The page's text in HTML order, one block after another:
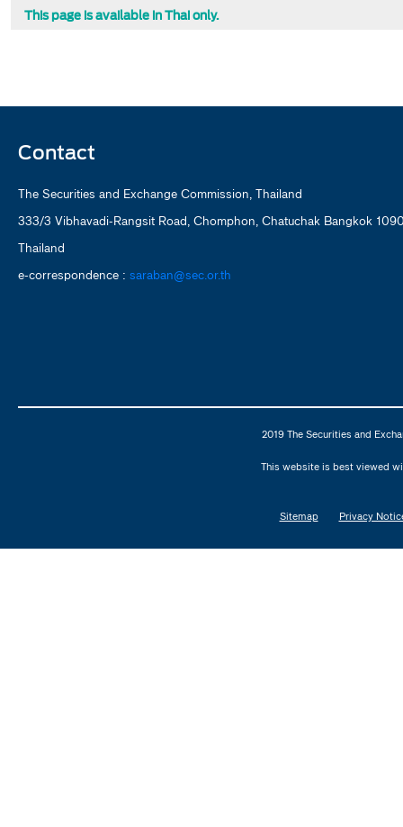
This page is available in Thai only.
Contact
The Securities and Exchange Commission, Thailand
333/3 Vibhavadi-Rangsit Road, Chomphon, Chatuchak Bangkok
Thailand
e-correspondence : saraban@sec.or.th
2019 The Securities and
This website is best viewed
Sitemap Privacy